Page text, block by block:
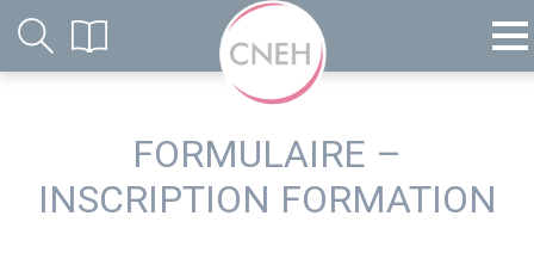
FORMULAIRE –
INSCRIPTION FORMATION